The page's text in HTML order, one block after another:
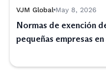
VJM Global May 8, 2026
Normas de exención
pequeñas empresas